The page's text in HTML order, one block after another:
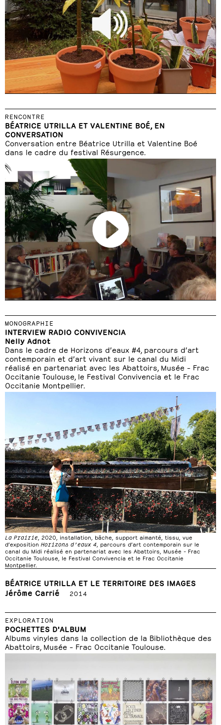
RENCONTRE
BÉATRICE UTRILLA ET VALENTINE BOÉ, EN
CONVERSATION
Conversation entre Béatrice Utrilla et Valentine Boé
dans le cadre du festival Résurgence.
MONOGRAPHIE
INTERVIEW RADIO CONVIVENCIA
Nelly Adnot
Dans le cadre de Horizons d’eaux #4, parcours d’art
contemporain et d’art vivant sur le canal du Midi
réalisé en partenariat avec les Abattoirs, Musée – Frac
Occitanie Toulouse, le Festival Convivencia et le Frac
Occitanie Montpellier.
La Prairie , 2020, installation, bâche, support aimanté, tissu, vue
d’exposition Horizons d’eaux 4 , parcours d’art contemporain sur le
canal du Midi réalisé en partenariat avec les Abattoirs, Musée – Frac
Occitanie Toulouse, le Festival Convivencia et le Frac Occitanie
Montpellier.
BÉATRICE UTRILLA ET LE TERRITOIRE DES IMAGES
Jérôme Carrié
2014
EXPLORATION
POCHETTES D'ALBUM
Albums vinyles dans la collection de la Bibliothèque des
Abattoirs, Musée – Frac Occitanie Toulouse.